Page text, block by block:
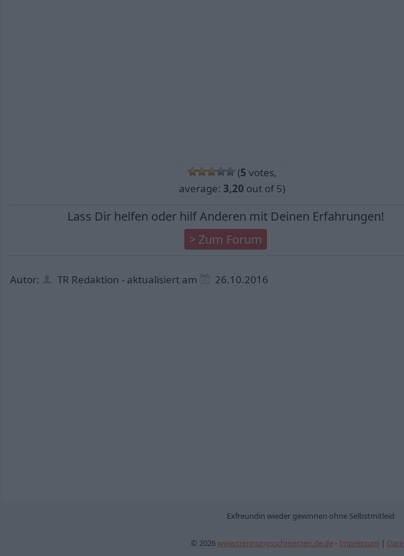
(5 votes,
average: 3,20 out of 5)
Autor: TR Redaktion - aktualisiert am 26.10.2016
Exfreundin wieder gewinnen ohne Selbstmitleid
© 2026www.trennungsschmerzen.de.de- Impressum |